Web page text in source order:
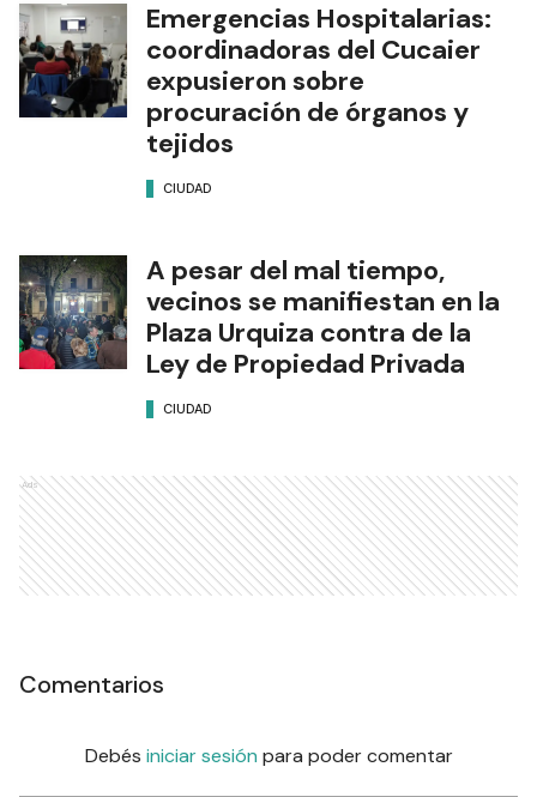
Emergencias Hospitalarias:
coordinadoras del Cucaier
expusieron sobre
procuración de órganos y
tejidos
CIUDAD
A pesar del mal tiempo,
vecinos se manifiestan en la
Plaza Urquiza contra de la
Ley de Propiedad Privada
CIUDAD
Ads
Comentarios
Debés iniciar sesión para poder comentar